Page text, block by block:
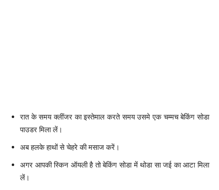
रात के समय क्लींजर का इस्तेमाल करते समय उसमे एक चम्मच बेकिंग सोडा
पाउडर मिला लें।
अब हलके हाथों से चेहरे की मसाज करें।
अगर आपकी स्किन ऑयली है तो बेकिंग सोडा में थोडा सा जई का आटा मिला
लें।